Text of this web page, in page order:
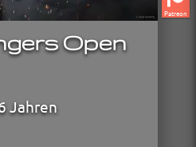
Patreon
Open
Jahren